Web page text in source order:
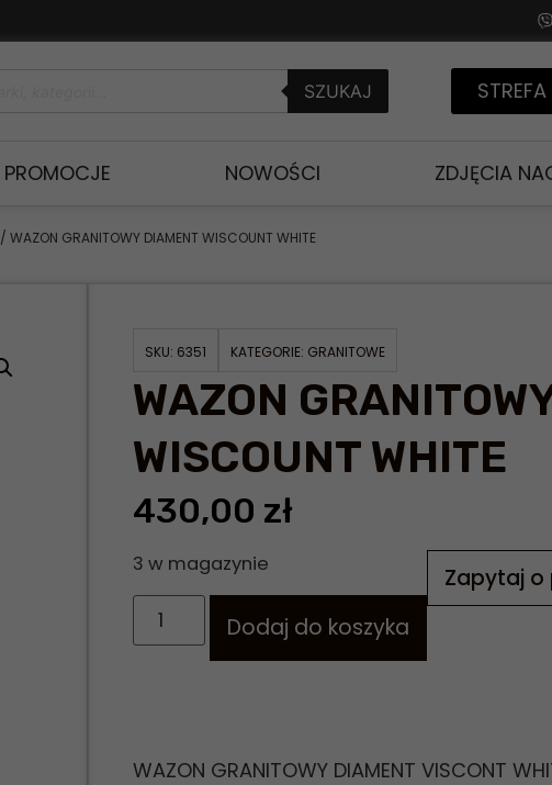
SZUKAJ
PROMOCJE NOWOŚCI ZDJĘCIA
/ WAZON GRANITOWY DIAMENT WISCOUNT WHITE
SKU: 6351 KATEGORIE: GRANITOWE
WAZON
WISCOUNT WHITE
430,00 zł
3 w magazynie
Dodaj do koszyka
Zapytaj
WAZON GRANITOWY DIAMENT VISCONT